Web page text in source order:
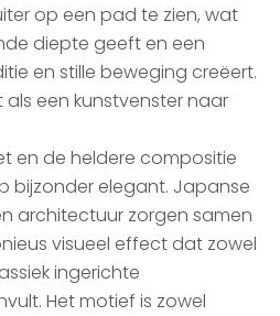
op een pad te zien, wat
diepte geeft en een
en stille beweging creëert.
als een kunstvenster naar
en de heldere compositie
bijzonder elegant. Japanse
architectuur zorgen samen
visueel effect dat zowel
ingerichte
Het motief is zowel